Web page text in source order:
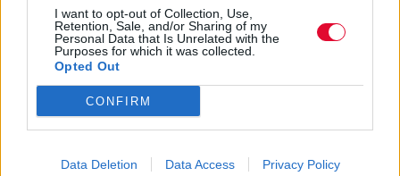
I want to opt-out of Collection, Use,
Retention, Sale, and/or Sharing of my
Personal Data that Is Unrelated with the
Purposes for which it was collected.
Opted Out
CONFIRM
Data Deletion Data Access Privacy Policy
Για να δηλώσετε συμμετοχή στους
superextrafantastic διαγωνισμούς, συμπληρώστε
το κουπόνι συμμετοχής στο διαγωνισμό που θα
βρείτε σε κάθε εστιατόριο Goody’s ή δηλώστε
συμμετοχή στοwww.mtvgreece.gr/goodys